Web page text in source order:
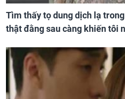
Tìm thấy tọ dung dịch lạ
thật đằng sau càng khiến tôi